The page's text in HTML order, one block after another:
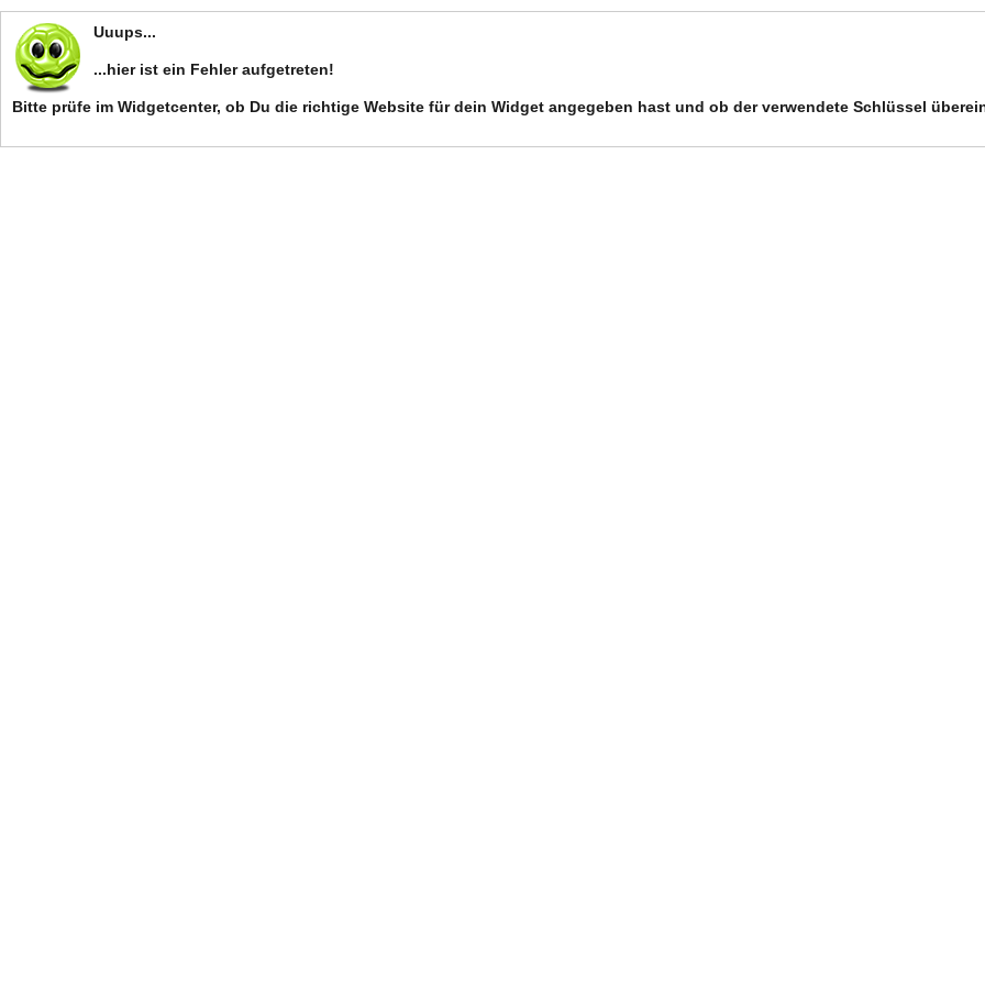
Uuups...
...hier ist ein Fehler aufgetreten!
Bitte prüfe im Widgetcenter, ob Du die richtige Website für dein Widget angegeben hast und ob der verwendete Schlüssel